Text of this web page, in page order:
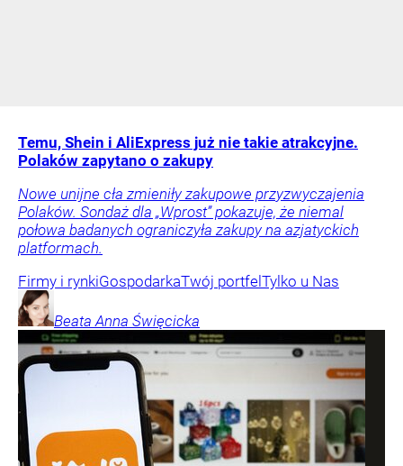
Temu, Shein i AliExpress już nie takie atrakcyjne.
Polaków zapytano o zakupy
Nowe unijne cła zmieniły zakupowe przyzwyczajenia
Polaków. Sondaż dla „Wprost” pokazuje, że niemal
połowa badanych ograniczyła zakupy na azjatyckich
platformach.
Firmy i rynkiGospodarkaTwój portfel Tylko u Nas
Beata Anna Święcicka